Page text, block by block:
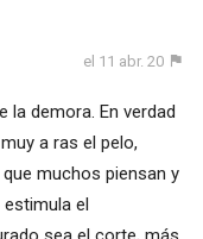
el 11 abr. 20
la demora. En verdad
a ras el pelo,
muchos piensan y
el